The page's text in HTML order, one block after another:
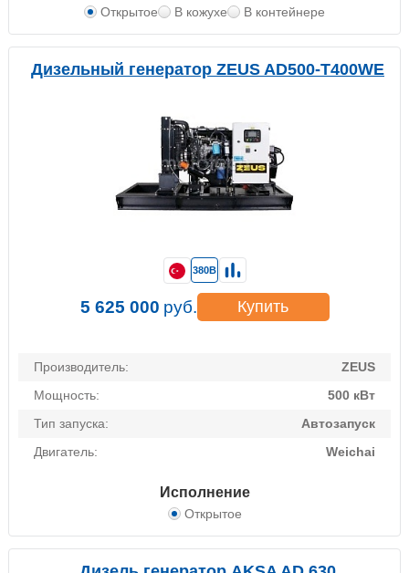
Открытое В кожухе В контейнере
Дизельный генератор ZEUS AD500-T400WE
Производитель:
ZEUS
Мощность:
500 кВт
Тип запуска:
Автозапуск
Двигатель:
Weichai
Исполнение
Открытое
380В
5 625 000 руб. Купить